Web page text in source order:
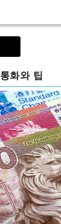
통화와 팁